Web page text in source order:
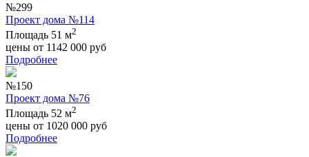
№299
Проект дома №114
Площадь 51 м2
цены от 1142 000 руб
Подробнее
№150
Проект дома №76
Площадь 52 м2
цены от 1020 000 руб
Подробнее